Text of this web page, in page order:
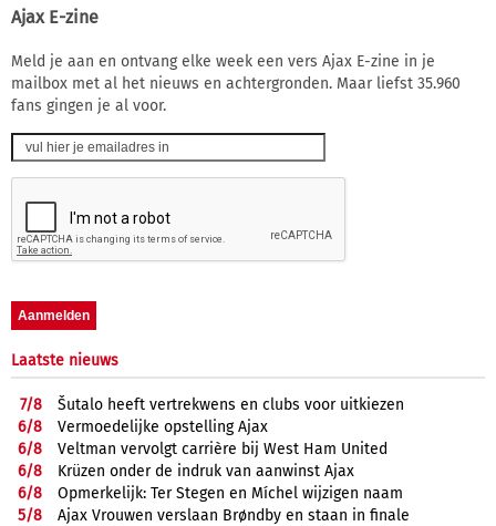
Ajax E-zine
Meld je aan en ontvang elke week een vers Ajax E-zine in je
mailbox met al het nieuws en achtergronden. Maar liefst 35.960
fans gingen je al voor.
Laatste nieuws
7/8
Šutalo heeft vertrekwens en clubs voor uitkiezen
6/8
Vermoedelijke opstelling Ajax
6/8
Veltman vervolgt carrière bij West Ham United
6/8
Krüzen onder de indruk van aanwinst Ajax
6/8
Opmerkelijk: Ter Stegen en Míchel wijzigen naam
5/8
Ajax Vrouwen verslaan Brøndby en staan in finale